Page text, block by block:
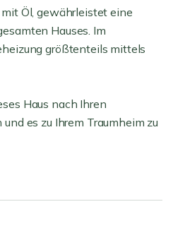
Öl, gewährleistet eine
Hauses. Im
größtenteils mittels
Haus nach Ihren
es zu Ihrem Traumheim zu